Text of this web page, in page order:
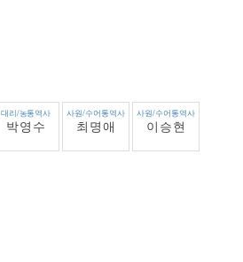
대리/농통역사
박영수
사원/수어통역사
최명애
사원/수어통역사
이승현